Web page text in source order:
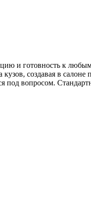
и готовность к
создавая в
вопросом.